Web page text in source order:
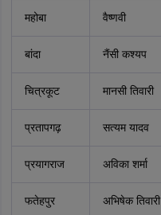
महोबा वैष्णवी
बांदा नैंसी कश्यप
चित्रकूट मानसी तिवारी
प्रतापगढ़ सत्यम यादव
प्रयागराज अविका शर्मा
फतेहपुर अभिषेक तिवारी